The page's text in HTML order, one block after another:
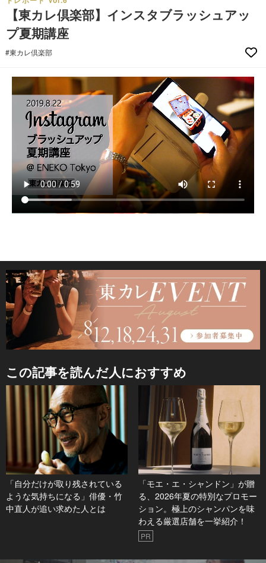
【東カレ倶楽部】インスタブラッシュアッ
プ夏期講座
#東カレ倶楽部
この記事を読んだ人におすすめ
「自分だけが取り残されている
ような気持ちになる」俳優・竹
中直人が追い求めた人とは
「モエ・エ・シャンドン」が贈
る、2026年夏の特別なプロモー
ション。極上のシャンパンを味
わえる厳選店舗を一挙紹介！
PR